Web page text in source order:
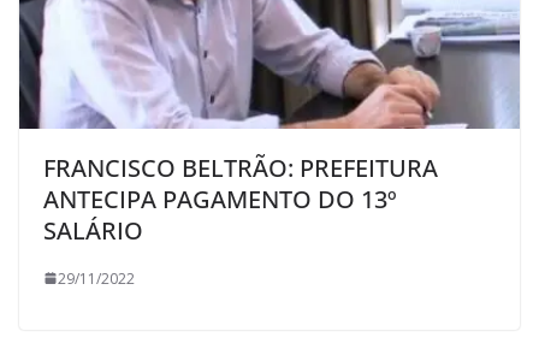
FRANCISCO BELTRÃO: PREFEITURA
ANTECIPA PAGAMENTO DO 13º
SALÁRIO
29/11/2022